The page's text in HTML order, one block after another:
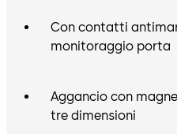
Con contatti
monitoraggio porta
Aggancio con
tre dimensioni